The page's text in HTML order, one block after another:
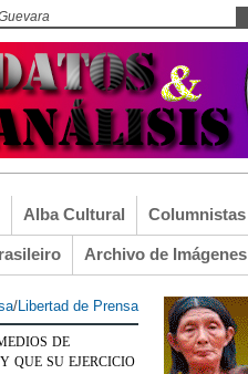
Alba Cultural Columnistas
Archivo de Imágenes
/Libertad de Prensa
de
que su ejercicio